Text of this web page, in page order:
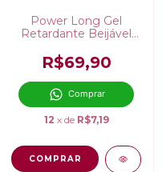
Power Long Gel
Retardante Beijável
R$69,90
Comprar
12 x de R$7,19